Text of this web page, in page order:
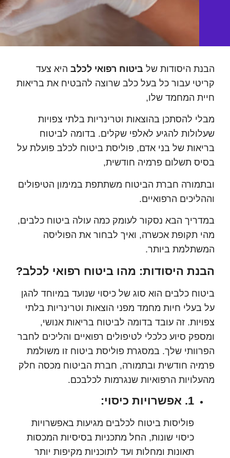
היסודות שלביטוח רפואי לכלבהיא צעד
עבור כל בעל כלב שרוצה להבטיח את בריאות
המחמד שלו,
להסתכן בהוצאות וטרינריות בלתי צפויות
להגיע לאלפי שקלים. בדומה לביטוח
של בני אדם, פוליסת ביטוח לכלב פועלת על
תשלום פרמיה חודשית,
חברת הביטוח משתתפת במימון הטיפולים
הרפואיים.
הבא נסקור לעומק כמה עולה ביטוח כלבים,
תקופת אכשרה, ואיך לבחור את הפוליסה
ביותר.
היסודות: מהו ביטוח רפואי לכלב?
כלבים הוא סוג של כיסוי שנועד במיוחד להגן
חיות מחמד מפני הוצאות וטרינריות בלתי
זה עובד בדומה לביטוח בריאות אנושי,
סיוע כלכלי לטיפולים רפואיים והליכים לחבר
שלך. במסגרת פוליסת ביטוח זו משולמת
חודשית ובתמורה, חברת הביטוח מכסה חלק
הרפואיות שנגרמות לכלבכם.
פוליסות ביטוח לכלבים מגיעות באפשרויות
כיסוי שונות, החל מתכניות בסיסיות המכסות
תאונות ומחלות ועד לתוכניות מקיפות יותר